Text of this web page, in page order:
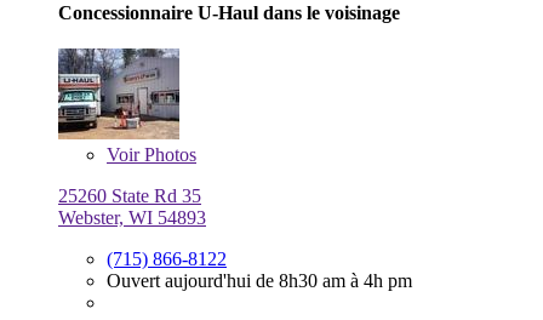
Concessionnaire U-Haul dans le voisinage
VoirPhotos
25260 State Rd 35
Webster, WI 54893
(715) 866-8122
Ouvert aujourd'hui de 8h30 am à 4h pm